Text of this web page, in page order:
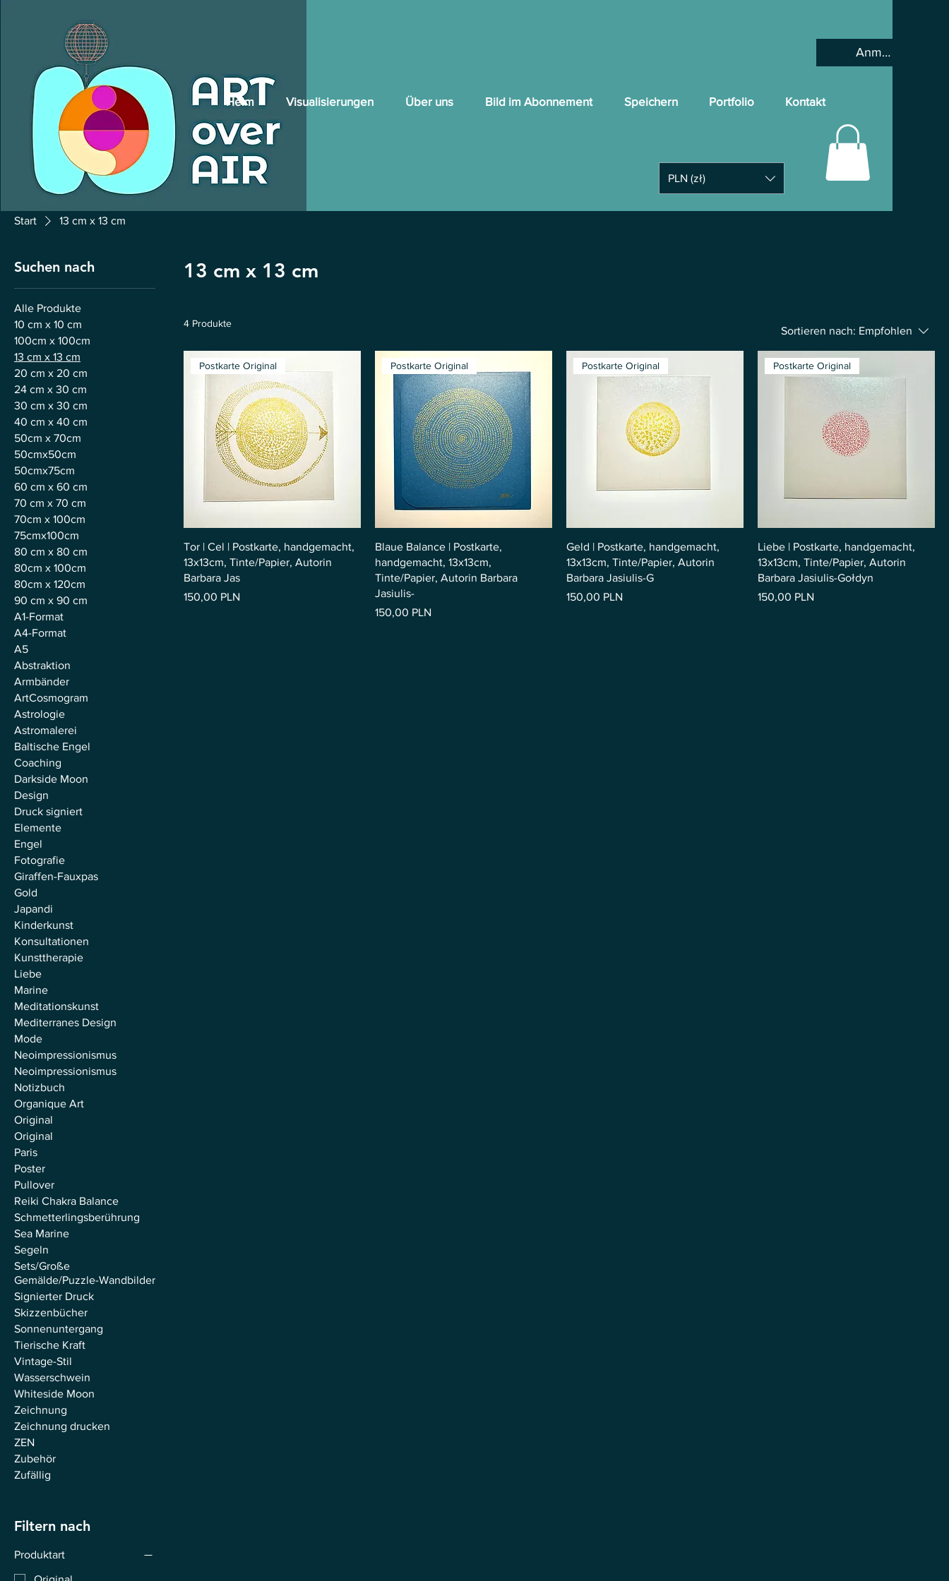
Heim Visualisierungen Über uns Bild im Abonnement Speichern Portfolio Kontakt
Anmelden
PLN (zł)
Start 13 cm x 13 cm
Suchen nach
Alle Produkte
10 cm x 10 cm
100cm x 100cm
13 cm x 13 cm
20 cm x 20 cm
24 cm x 30 cm
30 cm x 30 cm
40 cm x 40 cm
50cm x 70cm
50cmx50cm
50cmx75cm
60 cm x 60 cm
70 cm x 70 cm
70cm x 100cm
75cmx100cm
80 cm x 80 cm
80cm x 100cm
80cm x 120cm
90 cm x 90 cm
A1-Format
A4-Format
A5
Abstraktion
Armbänder
ArtCosmogram
Astrologie
Astromalerei
Baltische Engel
Coaching
Darkside Moon
Design
Druck signiert
Elemente
Engel
Fotografie
Giraffen-Fauxpas
Gold
Japandi
Kinderkunst
Konsultationen
Kunsttherapie
Liebe
Marine
Meditationskunst
Mediterranes Design
Mode
Neoimpressionismus
Neoimpressionismus
Notizbuch
Organique Art
Original
Original
Paris
Poster
Pullover
Reiki Chakra Balance
Schmetterlingsberührung
Sea Marine
Segeln
Sets/Große
Gemälde/Puzzle-Wandbilder
Signierter Druck
Skizzenbücher
Sonnenuntergang
Tierische Kraft
Vintage-Stil
Wasserschwein
Whiteside Moon
Zeichnung
Zeichnung drucken
ZEN
Zubehör
Zufällig
Filtern nach
Produktart
13 cm x 13 cm
4 Produkte
Sortieren nach: Empfohlen
Postkarte Original
Tor | Cel | Postkarte, handgemacht,
13x13cm, Tinte/Papier, Autorin
Barbara Jas
Preis
150,00 PLN
Postkarte Original
Blaue Balance | Postkarte,
handgemacht, 13x13cm,
Tinte/Papier, Autorin Barbara
Jasiulis-
Preis
150,00 PLN
Postkarte Original
Geld | Postkarte, handgemacht,
13x13cm, Tinte/Papier, Autorin
Barbara Jasiulis-G
Preis
150,00 PLN
Postkarte Original
Liebe | Postkarte, handgemacht,
13x13cm, Tinte/Papier, Autorin
Barbara Jasiulis-Gołdyn
Preis
150,00 PLN